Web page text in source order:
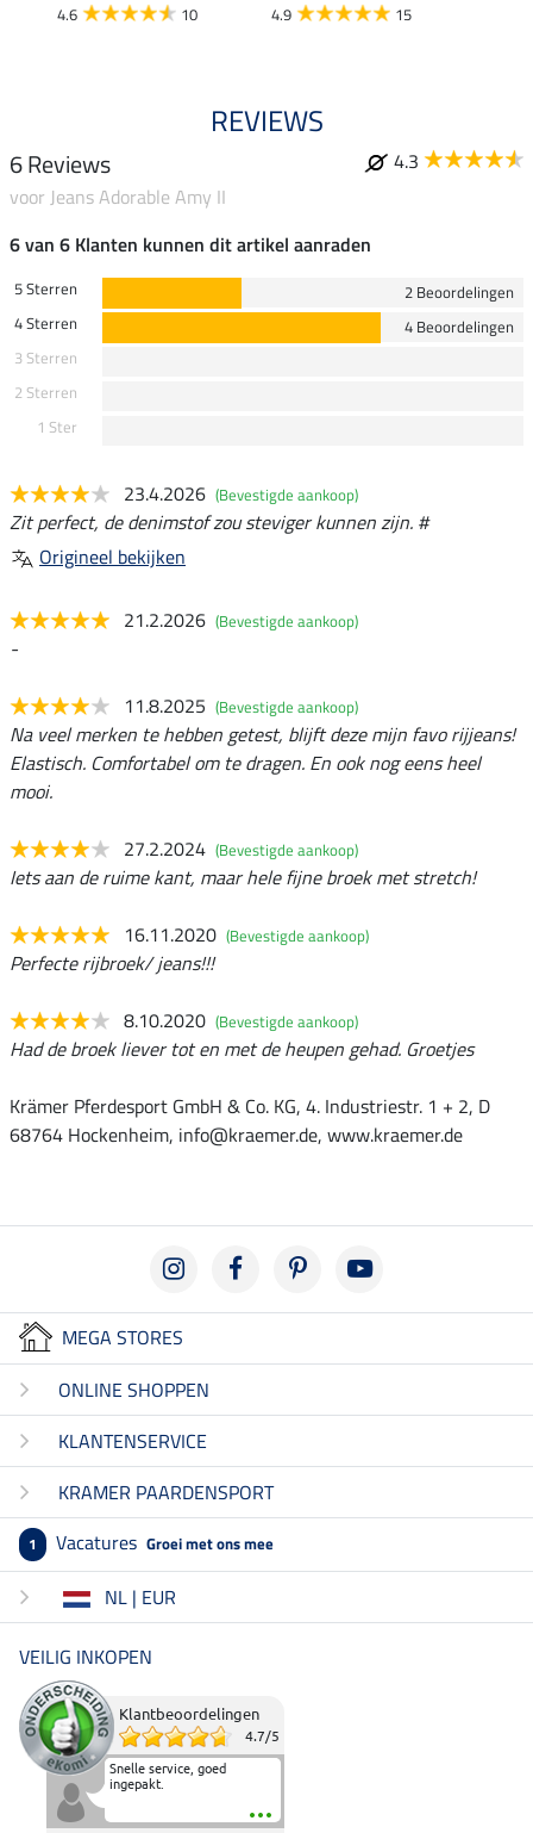
4.6 10 4.9 15
REVIEWS
6 Reviews
4.3
voor Jeans Adorable Amy II
6 van 6 Klanten kunnen dit artikel aanraden
5 Sterren
2 Beoordelingen
4 Sterren
4 Beoordelingen
3 Sterren
2 Sterren
1 Ster
23.4.2026 (Bevestigde aankoop)
Zit perfect, de denimstof zou steviger kunnen zijn. #
Origineel bekijken
21.2.2026 (Bevestigde aankoop)
-
11.8.2025 (Bevestigde aankoop)
Na veel merken te hebben getest, blijft deze mijn favo rijjeans!
Elastisch. Comfortabel om te dragen. En ook nog eens heel
mooi.
27.2.2024 (Bevestigde aankoop)
Iets aan de ruime kant, maar hele fijne broek met stretch!
16.11.2020 (Bevestigde aankoop)
Perfecte rijbroek/ jeans!!!
8.10.2020 (Bevestigde aankoop)
Had de broek liever tot en met de heupen gehad. Groetjes
Krämer Pferdesport GmbH & Co. KG, 4. Industriestr. 1 + 2, D
68764 Hockenheim, info@kraemer.de, www.kraemer.de
MEGA STORES
ONLINE SHOPPEN
KLANTENSERVICE
KRAMER PAARDENSPORT
1 Vacatures Groei met ons mee
NL | EUR
VEILIG INKOPEN
Klantbeoordelingen
4.7/5
Snelle service, goed
ingepakt.